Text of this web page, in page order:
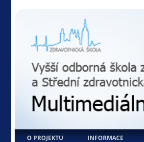
O PROJEKTU INFORMACE